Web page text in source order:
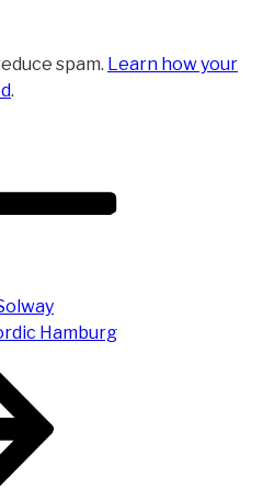
spam. Learn how your
.
Hamburg